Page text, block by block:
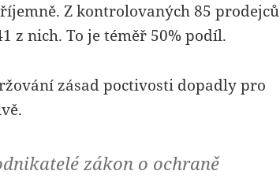
Z kontrolovaných 85 prodejců
z nich. To je téměř 50% podíl.
zásad poctivosti dopadly pro
zákon o ochraně